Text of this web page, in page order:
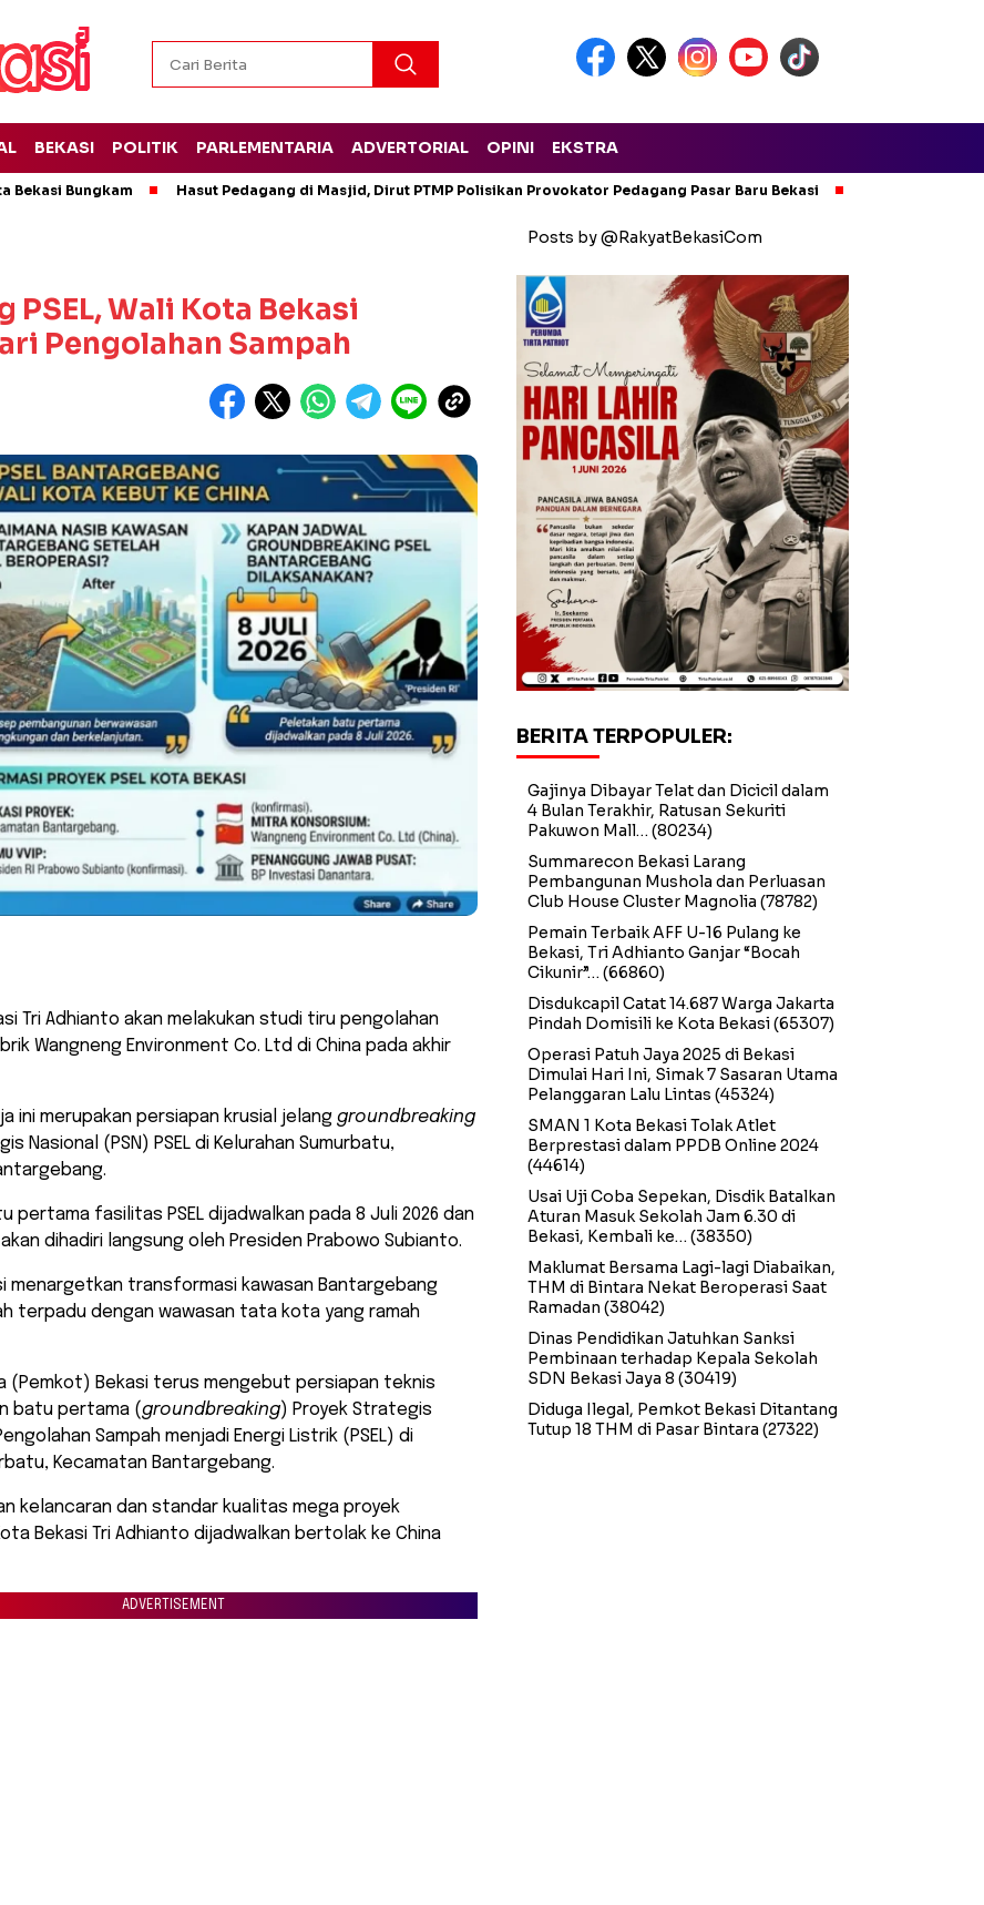
BEKASI POLITIK PARLEMENTARIA ADVERTORIAL OPINI EKSTRA
Bekasi Bungkam Hasut Pedagang di Masjid, Dirut PTMP Polisikan Provokator Pedagang Pasar Baru Bekasi
Wali Kota Bekasi
Pengolahan Sampah
Tri Adhianto akan melakukan studi tiru pengolahan
Wangneng Environment Co. Ltd di China pada akhir
ini merupakan persiapan krusial jelang groundbreaking
Nasional (PSN) PSEL di Kelurahan Sumurbatu,
pertama fasilitas PSEL dijadwalkan pada 8 Juli 2026 dan
dihadiri langsung oleh Presiden Prabowo Subianto.
menargetkan transformasi kawasan Bantargebang
terpadu dengan wawasan tata kota yang ramah
(Pemkot) Bekasi terus mengebut persiapan teknis
batu pertama (groundbreaking) Proyek Strategis
Sampah menjadi Energi Listrik (PSEL) di
Kecamatan Bantargebang.
kelancaran dan standar kualitas mega proyek
Bekasi Tri Adhianto dijadwalkan bertolak ke China
ADVERTISEMENT
Posts by @RakyatBekasiCom
BERITA TERPOPULER:
Gajinya Dibayar Telat dan Dicicil dalam
4 Bulan Terakhir, Ratusan Sekuriti
Pakuwon Mall… (80234)
Summarecon Bekasi Larang
Pembangunan Mushola dan Perluasan
Club House Cluster Magnolia (78782)
Pemain Terbaik AFF U-16 Pulang ke
Bekasi, Tri Adhianto Ganjar “Bocah
Cikunir”… (66860)
Disdukcapil Catat 14.687 Warga Jakarta
Pindah Domisili ke Kota Bekasi(65307)
Operasi Patuh Jaya 2025 di Bekasi
Dimulai Hari Ini, Simak 7 Sasaran Utama
Pelanggaran Lalu Lintas (45324)
SMAN 1 Kota Bekasi Tolak Atlet
Berprestasi dalam PPDB Online 2024
(44614)
Usai Uji Coba Sepekan, Disdik Batalkan
Aturan Masuk Sekolah Jam 6.30 di
Bekasi, Kembali ke… (38350)
Maklumat Bersama Lagi-lagi Diabaikan,
THM di Bintara Nekat Beroperasi Saat
Ramadan (38042)
Dinas Pendidikan Jatuhkan Sanksi
Pembinaan terhadap Kepala Sekolah
SDN Bekasi Jaya 8 (30419)
Diduga Ilegal, Pemkot Bekasi Ditantang
Tutup 18 THM di Pasar Bintara (27322)